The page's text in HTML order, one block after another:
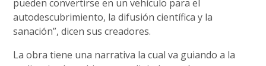
pueden convertirse en un vehículo para el
autodescubrimiento, la difusión científica y la
sanación”, dicen sus creadores.
La obra tiene una narrativa la cual va guiando a la